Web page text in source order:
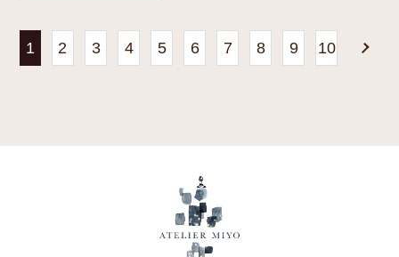
1 2 3 4 5 6 7 8 9 10 »